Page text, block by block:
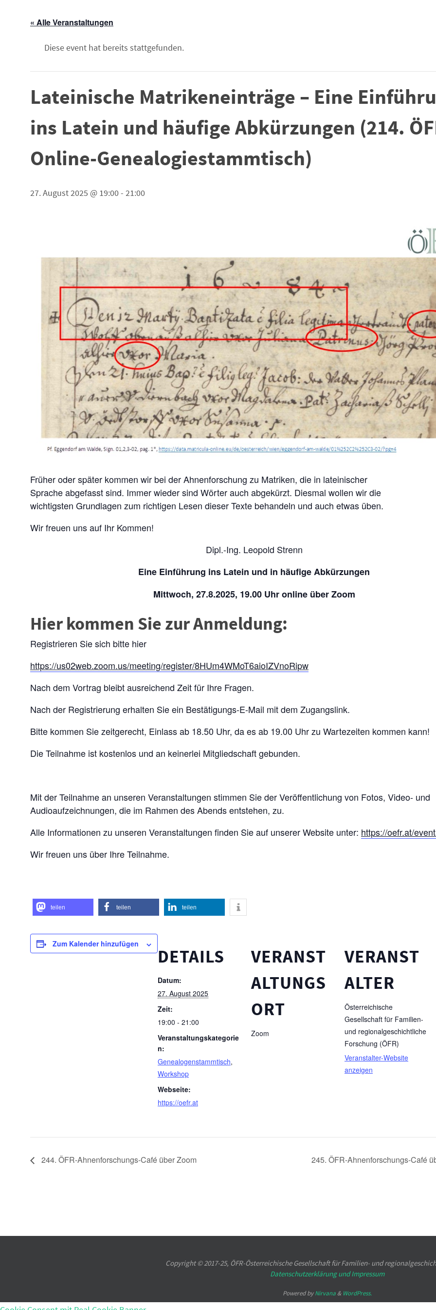
« Alle Veranstaltungen
Diese event hat bereits stattgefunden.
Lateinische Matrikeneinträge – Eine
ins Latein und häufige Abkürzungen (214.
Online-Genealogiestammtisch)
27. August 2025 @ 19:00- 21:00
Früher oder später kommen wir bei der Ahnenforschung zu Matriken, die in lateinischer
Sprache abgefasst sind. Immer wieder sind Wörter auch abgekürzt. Diesmal wollen wir die
wichtigsten Grundlagen zum richtigen Lesen dieser Texte behandeln und auch etwas üben.
Wir freuen uns auf Ihr Kommen!
Dipl.-Ing. Leopold Strenn
Eine Einführung ins Latein und in häufige Abkürzungen
Mittwoch, 27.8.2025, 19.00 Uhr online über Zoom
Hier kommen Sie zur Anmeldung:
Registrieren Sie sich bitte hier
https://us02web.zoom.us/meeting/register/8HUm4WMoT6aioIZVnoRipw
Nach dem Vortrag bleibt ausreichend Zeit für Ihre Fragen.
Nach der Registrierung erhalten Sie ein Bestätigungs-E-Mail mit dem Zugangslink.
Bitte kommen Sie zeitgerecht, Einlass ab 18.50 Uhr, da es ab 19.00 Uhr zu Wartezeiten kommen kann!
Die Teilnahme ist kostenlos und an keinerlei Mitgliedschaft gebunden.
Mit der Teilnahme an unseren Veranstaltungen stimmen Sie der Veröffentlichung von Fotos, Video- und
Audioaufzeichnungen, die im Rahmen des Abends entstehen, zu.
Alle Informationen zu unseren Veranstaltungen finden Sie auf unserer Website unter: https://oefr.at/
Wir freuen uns über Ihre Teilnahme.
teilen teilen teilen
Zum Kalender hinzufügen
DETAILS
Datum:
27. August 2025
Zeit:
19:00 - 21:00
Veranstaltungskategorie
n:
Genealogenstammtisch,
Workshop
Webseite:
https://oefr.at
VERANST
ALTUNGS
ORT
Zoom
VERANST
ALTER
Österreichische
Gesellschaft für Familien-
und regionalgeschichtliche
Forschung (ÖFR)
Veranstalter-Website
anzeigen
244. ÖFR-Ahnenforschungs-Café über Zoom 245. ÖFR-Ahnenforschungs-Café
Copyright © 2017-25, ÖFR-Österreichische Gesellschaft für Familien- und
Datenschutzerklärung undImpressum
Powered byNirvana& WordPress.